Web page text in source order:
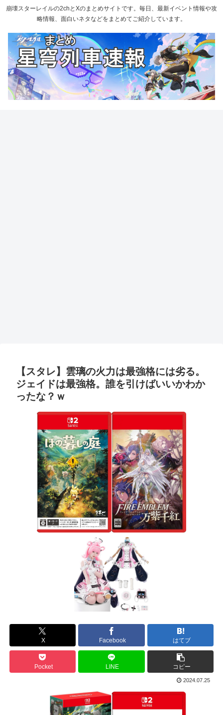
崩壊スターレイルの2chとXのまとめサイトです。毎日、最新イベント情報や攻
略情報、面白いネタなどをまとめてご紹介しています。
【スタレ】雲璃の火力は最強格には劣る。
ジェイドは最強格。誰を引けばいいかわか
ったな？ｗ
X Facebook はてブ
Pocket LINE コピー
2024.07.25